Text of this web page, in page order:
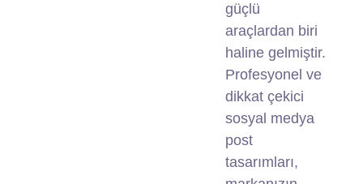
güçlü
araçlardan biri
haline gelmiştir.
Profesyonel ve
dikkat çekici
sosyal medya
post
tasarımları,